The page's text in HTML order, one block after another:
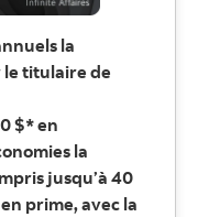
la
titulaire de
$* en
la
jusqu’à 40
en prime, avec la